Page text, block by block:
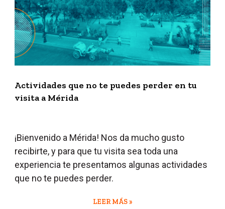
Actividades que no te puedes perder en tu
visita a Mérida
¡Bienvenido a Mérida! Nos da mucho gusto
recibirte, y para que tu visita sea toda una
experiencia te presentamos algunas actividades
que no te puedes perder.
LEER MÁS »